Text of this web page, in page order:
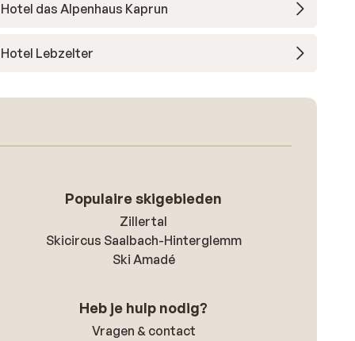
Hotel das Alpenhaus Kaprun
Hotel Lebzelter
Populaire skigebieden
Zillertal
Skicircus Saalbach-Hinterglemm
Ski Amadé
Heb je hulp nodig?
Vragen & contact